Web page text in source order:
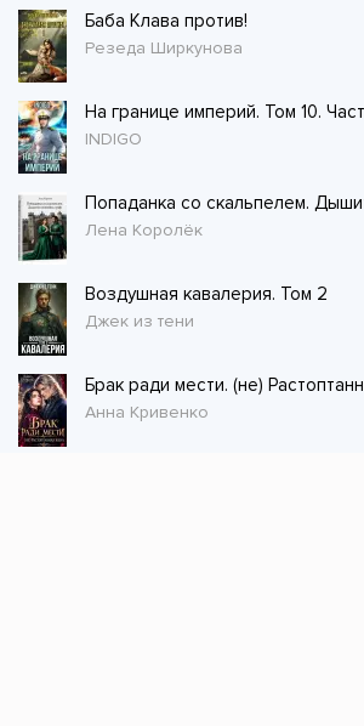
Баба Клава против!
Резеда Ширкунова
На границе империй. Том 10.
INDIGO
Попаданка со скальпелем.
Лена Королёк
Воздушная кавалерия. Том 2
Джек из тени
Брак ради мести. (не)
Анна Кривенко